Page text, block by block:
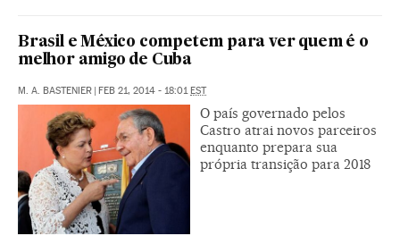
Brasil e México competem para ver quem é o
melhor amigo de Cuba
M. A. BASTENIER | FEB 21, 2014 - 18:01EST
O país governado pelos
Castro atrai novos parceiros
enquanto prepara sua
própria transição para 2018